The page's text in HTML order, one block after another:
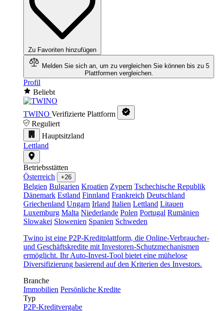
Zu Favoriten hinzufügen
Melden Sie sich an, um zu vergleichen Sie können bis zu 5
Plattformen vergleichen.
Profil
Beliebt
TWINO Verifizierte Plattform
Reguliert
Hauptsitzland
Lettland
Betriebsstätten
Österreich
+26
Belgien Bulgarien Kroatien Zypern Tschechische Republik
Dänemark Estland Finnland Frankreich Deutschland
Griechenland Ungarn Irland Italien Lettland Litauen
Luxemburg Malta Niederlande Polen Portugal Rumänien
Slowakei Slowenien Spanien Schweden
Twino ist eine P2P-Kreditplattform, die Online-Verbraucher-
und Geschäftskredite mit Investoren-Schutzmechanismen
ermöglicht. Ihr Auto-Invest-Tool bietet eine mühelose
Diversifizierung basierend auf den Kriterien des Investors.
Branche
Immobilien Persönliche Kredite
Typ
P2P-Kreditvergabe